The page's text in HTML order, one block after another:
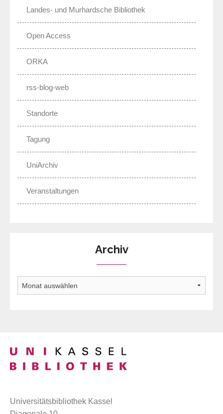
Landes- und Murhardsche Bibliothek
Open Access
ORKA
rss-blog-web
Standorte
Tagung
UniArchiv
Veranstaltungen
Archiv
Universitätsbibliothek Kassel